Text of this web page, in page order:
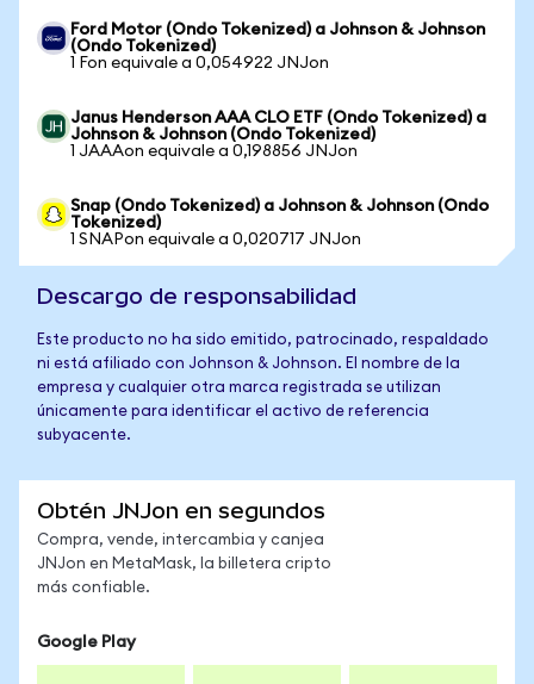
Ford Motor (Ondo Tokenized) a Johnson & Johnson
(Ondo Tokenized)
1 Fon equivale a 0,054922 JNJon
Janus Henderson AAA CLO ETF (Ondo Tokenized) a
Johnson & Johnson (Ondo Tokenized)
1 JAAAon equivale a 0,198856 JNJon
Snap (Ondo Tokenized) a Johnson & Johnson (Ondo
Tokenized)
1 SNAPon equivale a 0,020717 JNJon
Descargo de responsabilidad
Este producto no ha sido emitido, patrocinado, respaldado
ni está afiliado con Johnson & Johnson. El nombre de la
empresa y cualquier otra marca registrada se utilizan
únicamente para identificar el activo de referencia
subyacente.
Obtén JNJon en segundos
Compra, vende, intercambia y canjea
JNJon en MetaMask, la billetera cripto
más confiable.
Google Play